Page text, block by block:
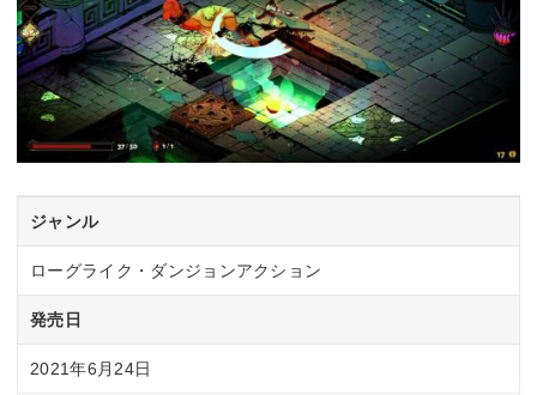
ジャンル
ローグライク・ダンジョンアクション
発売日
2021年6月24日